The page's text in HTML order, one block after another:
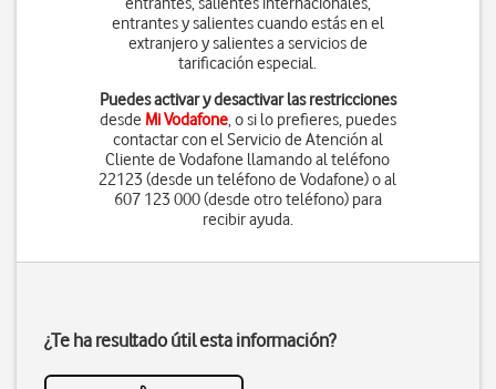
entrantes y salientes cuando estás en el
extranjero y salientes a servicios de
tarificación especial.
Puedes activar y desactivar las restricciones
desde Mi Vodafone, o si lo prefieres, puedes
contactar con el Servicio de Atención al
Cliente de Vodafone llamando al teléfono
22123 (desde un teléfono de Vodafone) o al
607 123 000 (desde otro teléfono) para
recibir ayuda.
¿Te ha resultado útil esta información?